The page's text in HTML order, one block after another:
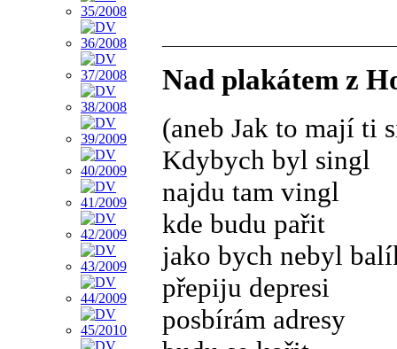
Nad plakátem z
(aneb Jak to mají ti
Kdybych byl singl
najdu tam vingl
kde budu pařit
jako bych nebyl
přepiju depresi
posbírám adresy